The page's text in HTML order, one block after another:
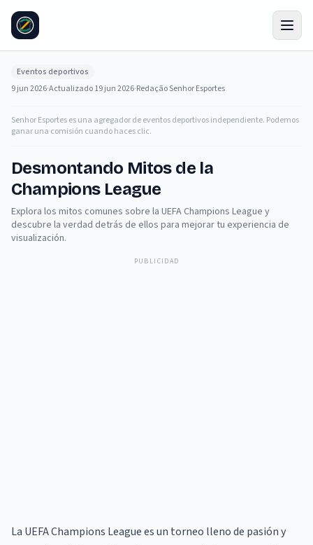
Eventos deportivos
9 jun 2026·Actualizado19 jun 2026·Redação Senhor Esportes
Senhor Esportes es una agregador de eventos deportivos independiente. Podemos
ganar una comisión cuando haces clic.
Desmontando Mitos de la
Champions League
Explora los mitos comunes sobre la UEFA Champions League y
descubre la verdad detrás de ellos para mejorar tu experiencia de
visualización.
PUBLICIDAD
La UEFA Champions League es un torneo lleno de pasión y